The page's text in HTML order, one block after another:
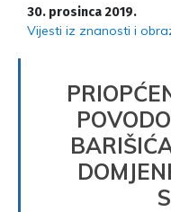
30. prosinca 2019.
Vijesti iz znanosti i